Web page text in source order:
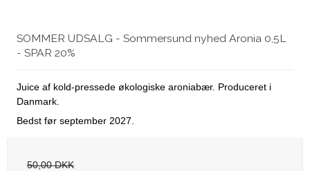
SOMMER UDSALG - Sommersund nyhed Aronia 0,5L
- SPAR 20%
Juice af kold-pressede økologiske aroniabær. Produceret i
Danmark.
Bedst før september 2027.
50,00 DKK